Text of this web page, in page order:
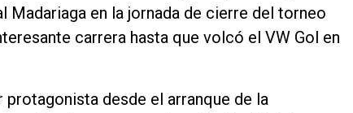
Madariaga en la jornada de cierre del torneo
carrera hasta que volcó el VW Gol en
protagonista desde el arranque de la